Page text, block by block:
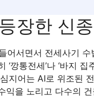
장한 신
어서면서 전세사기 수
‘깡통전세’나 ‘바지
지어는 AI로 위조된
익을 노리고 다수의